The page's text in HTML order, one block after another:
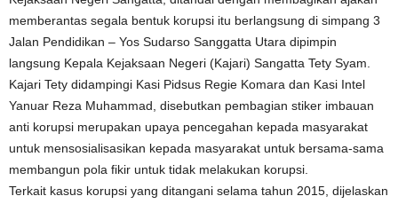
memberantas segala bentuk korupsi itu berlangsung di simpang 3
Jalan Pendidikan – Yos Sudarso Sanggatta Utara dipimpin
langsung Kepala Kejaksaan Negeri (Kajari) Sangatta Tety Syam.
Kajari Tety didampingi Kasi Pidsus Regie Komara dan Kasi Intel
Yanuar Reza Muhammad, disebutkan pembagian stiker imbauan
anti korupsi merupakan upaya pencegahan kepada masyarakat
untuk mensosialisasikan kepada masyarakat untuk bersama-sama
membangun pola fikir untuk tidak melakukan korupsi.
Terkait kasus korupsi yang ditangani selama tahun 2015, dijelaskan